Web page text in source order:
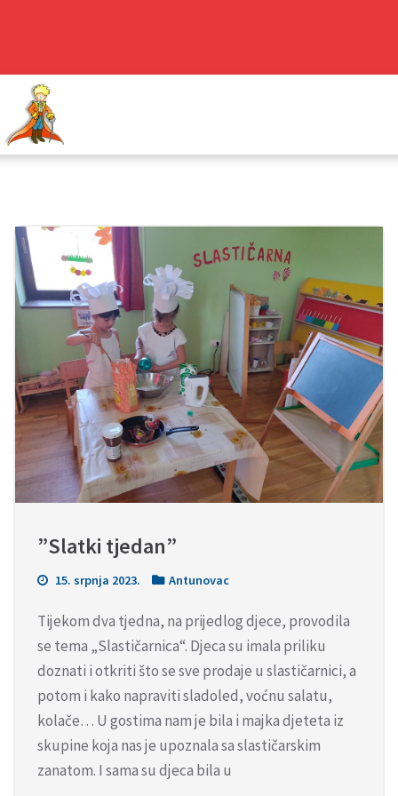
”Slatki tjedan”
15. srpnja 2023. Antunovac
Tijekom dva tjedna, na prijedlog djece, provodila
se tema „Slastičarnica“. Djeca su imala priliku
doznati i otkriti što se sve prodaje u slastičarnici, a
potom i kako napraviti sladoled, voćnu salatu,
kolače… U gostima nam je bila i majka djeteta iz
skupine koja nas je upoznala sa slastičarskim
zanatom. I sama su djeca bila u